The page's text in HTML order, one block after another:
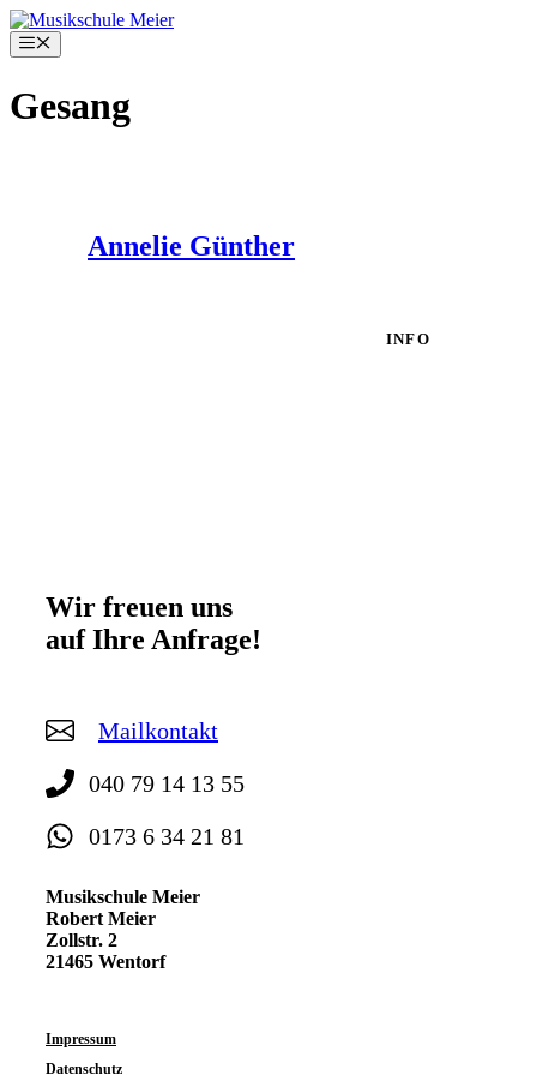
Zum
Inhalt
springen
Menü
Gesang
Annelie Günther
INFO
Wir freuen uns
auf Ihre Anfrage!
Mailkontakt
040 79 14 13 55
0173 6 34 21 81
Musikschule Meier
Robert Meier
Zollstr. 2
21465 Wentorf
Impressum
Datenschutz